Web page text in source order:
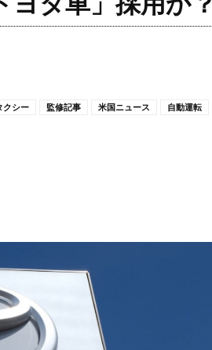
動
運
ラ
クシー 監修記事 米国ニュース
自動運転